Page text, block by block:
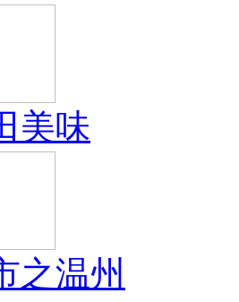
美味
之温州